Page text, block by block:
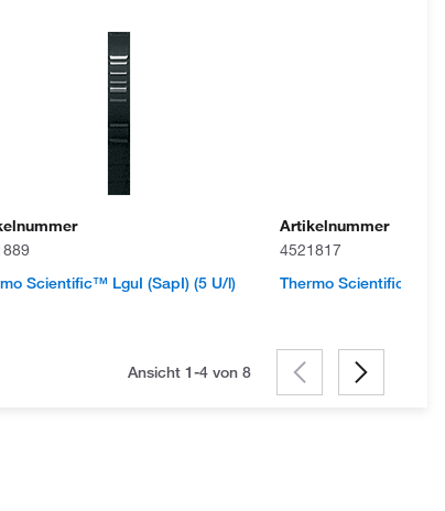
Scientific™ LguI (SapI) (5 U/l)
Artikelnummer
4521817
Thermo Scientific™
Ansicht 1-4 von 8